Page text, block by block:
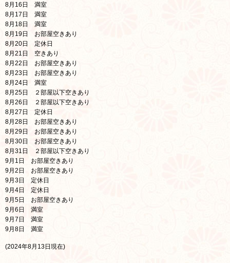
8月16日 満室
8月17日 満室
8月18日 満室
8月19日 お部屋空きあり
8月20日
定休日
8月21日 空きあり
8月22日 お部屋空きあり
8月23日 お部屋空きあり
8月24日 満室
8月25日 ２部屋以下空きあり
8月26日
２部屋以下空きあり
8月27日 定休日
8月28日 お部屋空きあり
8月29日 お部屋空きあり
8月30日 お部屋空きあり
8月31日
２部屋以下空きあり
9月1日 お部屋空きあり
9月2日 お部屋空きあり
9月3日 定休日
9月4日 定休日
9月5日 お部屋空きあり
9月6日 満室
9月7日 満室
9月8日 満室
(2024年8月13日現在)